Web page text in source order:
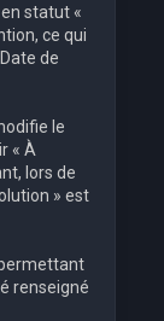
statut «
ce qui
de
le
« À
lors de
» est
renseigné